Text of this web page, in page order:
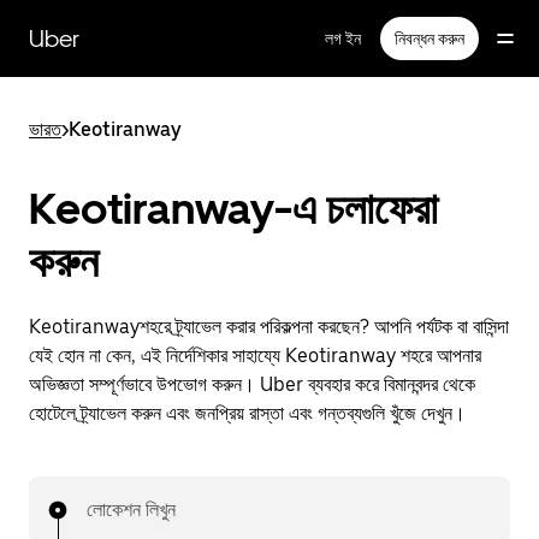
প্রধান
বিষয়সূচিতে
Uber লগ ইন নিবন্ধন করুন
ভারত>Keotiranway
Keotiranway-এ চলাফেরা
করুন
Keotiranwayশহরে ট্র্যাভেল করার পরিকল্পনা করছেন? আপনি পর্যটক বা বাসিন্দা
যেই হোন না কেন, এই নির্দেশিকার সাহায্যে Keotiranway শহরে আপনার
অভিজ্ঞতা সম্পূর্ণভাবে উপভোগ করুন। Uber ব্যবহার করে বিমানবন্দর থেকে
হোটেলে ট্র্যাভেল করুন এবং জনপ্রিয় রাস্তা এবং গন্তব্যগুলি খুঁজে দেখুন।
লোকেশন লিখুন